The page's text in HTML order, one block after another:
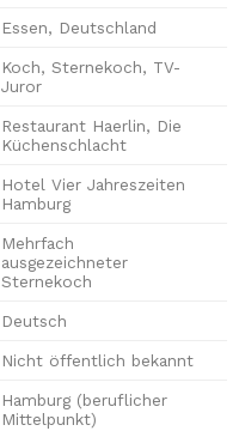
Essen, Deutschland
Koch, Sternekoch, TV-
Juror
Restaurant Haerlin, Die
Küchenschlacht
Hotel Vier Jahreszeiten
Hamburg
Mehrfach
ausgezeichneter
Sternekoch
Deutsch
Nicht öffentlich bekannt
Hamburg (beruflicher
Mittelpunkt)